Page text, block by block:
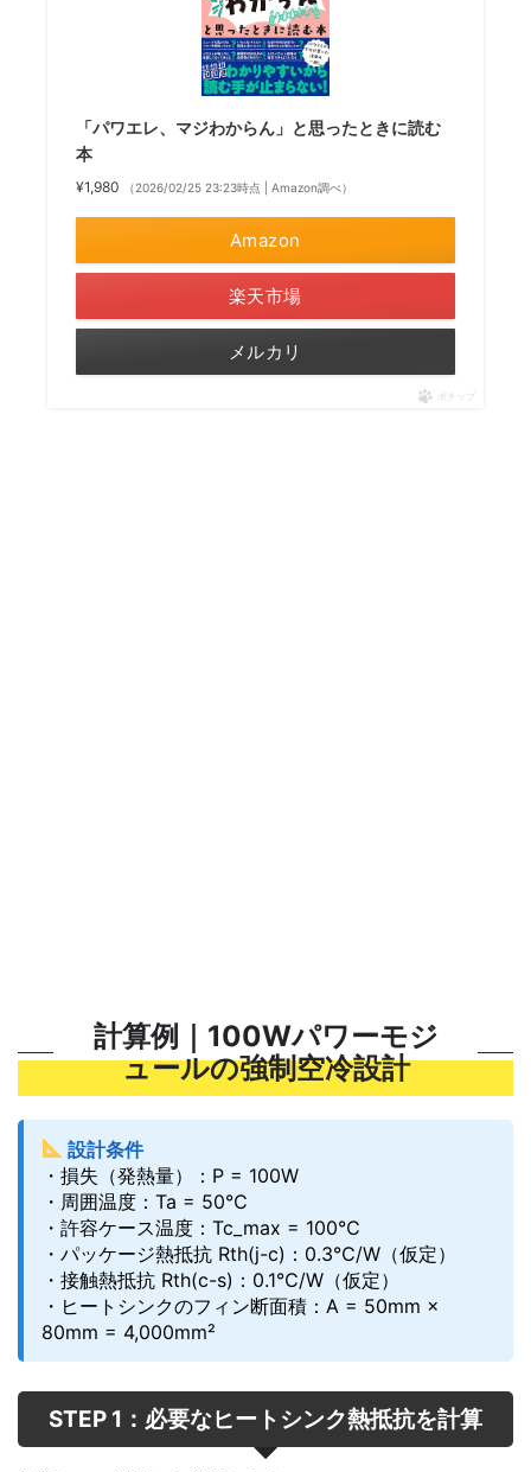
「パワエレ、マジわからん」と思ったときに読む
本
¥1,980 （2026/02/25 23:23時点 | Amazon調べ）
Amazon
楽天市場
メルカリ
ポチップ
計算例｜100Wパワーモジ
ュールの強制空冷設計
設計条件
・損失（発熱量）：P = 100W
・周囲温度：Ta = 50℃
・許容ケース温度：Tc_max = 100℃
・パッケージ熱抵抗 Rth(j-c)：0.3℃/W（仮定）
・接触熱抵抗 Rth(c-s)：0.1℃/W（仮定）
・ヒートシンクのフィン断面積：A = 50mm ×
80mm = 4,000mm²
STEP 1：必要なヒートシンク熱抵抗を計算